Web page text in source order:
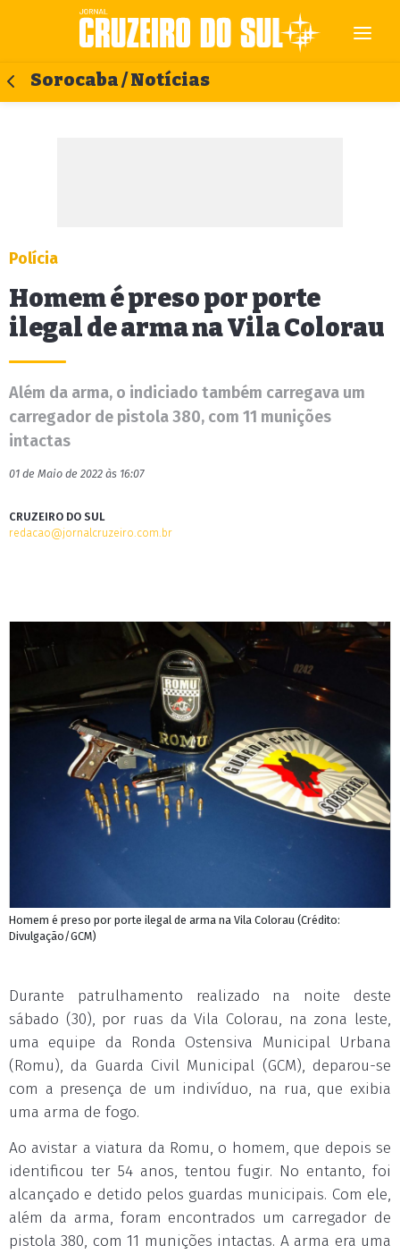
Sorocaba / Notícias
Polícia
Homem é preso por porte
ilegal de arma na Vila Colorau
Além da arma, o indiciado também carregava um
carregador de pistola 380, com 11 munições
intactas
01 de Maio de 2022 às 16:07
CRUZEIRO DO SUL
redacao@jornalcruzeiro.com.br
Homem é preso por porte ilegal de arma na Vila Colorau (Crédito:
Divulgação/GCM)
Durante patrulhamento realizado na noite deste
sábado (30), por ruas da Vila Colorau, na zona leste,
uma equipe da Ronda Ostensiva Municipal Urbana
(Romu), da Guarda Civil Municipal (GCM), deparou-se
com a presença de um indivíduo, na rua, que exibia
uma arma de fogo.
Ao avistar a viatura da Romu, o homem, que depois se
identificou ter 54 anos, tentou fugir. No entanto, foi
alcançado e detido pelos guardas municipais. Com ele,
além da arma, foram encontrados um carregador de
pistola 380, com 11 munições intactas. A arma era uma